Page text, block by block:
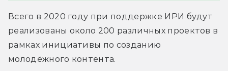
Всего в 2020 году при поддержке ИРИ будут
реализованы около 200 различных проектов в
рамках инициативы по созданию
молодёжного контента.